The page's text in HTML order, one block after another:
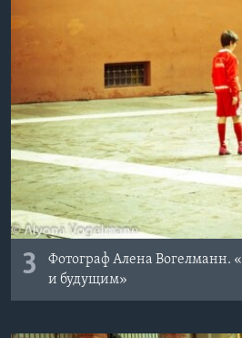
3
Фотограф Алена
и будущим»